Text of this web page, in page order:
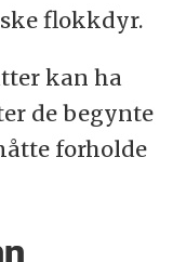
flokkdyr.
kan ha
de begynte
forholde